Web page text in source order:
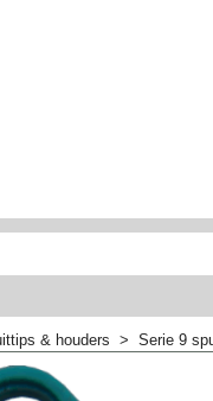
& houders > Serie 9